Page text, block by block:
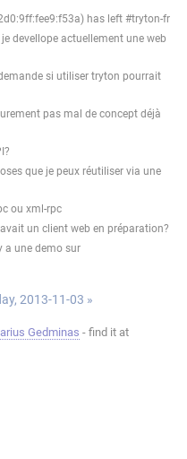
has left #tryton-fr
devellope actuellement une web
si utiliser tryton pourrait
pas mal de concept déjà
que je peux réutiliser via une
ou xml-rpc
un client web en préparation?
a une demo sur
2013-11-03 »
Gedminas - find it at